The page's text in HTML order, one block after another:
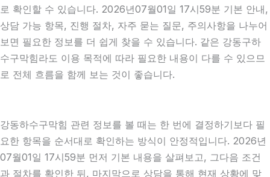
로 확인할 수 있습니다. 2026년07월01일 17시59분 기본 안내,
상담 가능 항목, 진행 절차, 자주 묻는 질문, 주의사항을 나누어
보면 필요한 정보를 더 쉽게 찾을 수 있습니다. 같은 강동구하
수구막힘라도 이용 목적에 따라 필요한 내용이 다를 수 있으므
로 전체 흐름을 함께 보는 것이 좋습니다.
강동하수구막힘 관련 정보를 볼 때는 한 번에 결정하기보다 필
요한 항목을 순서대로 확인하는 방식이 안정적입니다. 2026년
07월01일 17시59분 먼저 기본 내용을 살펴보고, 그다음 조건
과 절차를 확인한 뒤, 마지막으로 상담을 통해 현재 상황에 맞